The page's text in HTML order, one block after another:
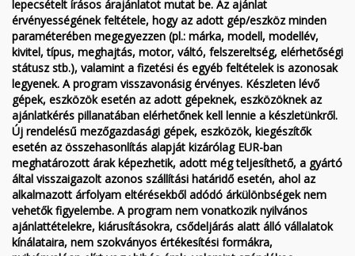
lepecsételt írásos árajánlatot mutat be. Az ajánlat
érvényességének feltétele, hogy az adott gép/eszköz minden
paraméterében megegyezzen (pl.: márka, modell, modellév,
kivitel, típus, meghajtás, motor, váltó, felszereltség, elérhetőségi
státusz stb.), valamint a fizetési és egyéb feltételek is azonosak
legyenek. A program visszavonásig érvényes. Készleten lévő
gépek, eszközök esetén az adott gépeknek, eszközöknek az
ajánlatkérés pillanatában elérhetőnek kell lennie a készletünkről.
Új rendelésű mezőgazdasági gépek, eszközök, kiegészítők
esetén az összehasonlítás alapját kizárólag EUR-ban
meghatározott árak képezhetik, adott még teljesíthető, a gyártó
által visszaigazolt azonos szállítási határidő esetén, ahol az
alkalmazott árfolyam eltérésekből adódó árkülönbségek nem
vehetők figyelembe. A program nem vonatkozik nyilvános
ajánlattételekre, kiárusításokra, csődeljárás alatt álló vállalatok
kínálataira, nem szokványos értékesítési formákra,